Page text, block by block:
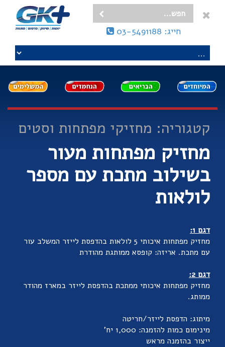
חייג: 03-5491188
קטגוריה: מחזיקי מפתחות וסטים
מחזיק מפתחות מעור
בשילוב מתכת עם מספר
לולאות
דגם 1:
מחזיק מפתחות איכותי 5 לולאות בהדפסת לייזר המשלב עור
עם מתכת. אריזה: קופסא ממותגת מהודרת
דגם 2:
מחזיק מפתחות איכותי ממתכת בהדפסת לייזר במארז מהודר
ממותג.
מיתוג: הדפסת לייזר/חריטה
מינימום כמות להזמנה: 1,000 יח'
ייצור בהזמנה מראש